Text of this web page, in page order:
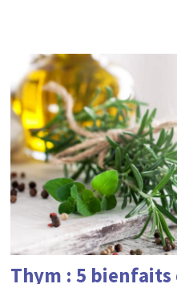
Thym : 5 bienfaits